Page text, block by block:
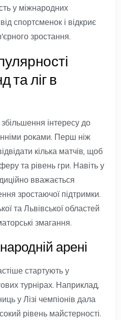
у міжнародних
спортсменок і відкриє
зростання.
та ліг в
інтересу до
роками. Перш ніж
кілька матчів, щоб
та рівень гри. Навіть у
вважається
зростаючої підтримки.
та Львівської областей
змагання.
арені
стартують у
турнірах. Наприклад,
у Лізі чемпіонів дала
рівень майстерності.